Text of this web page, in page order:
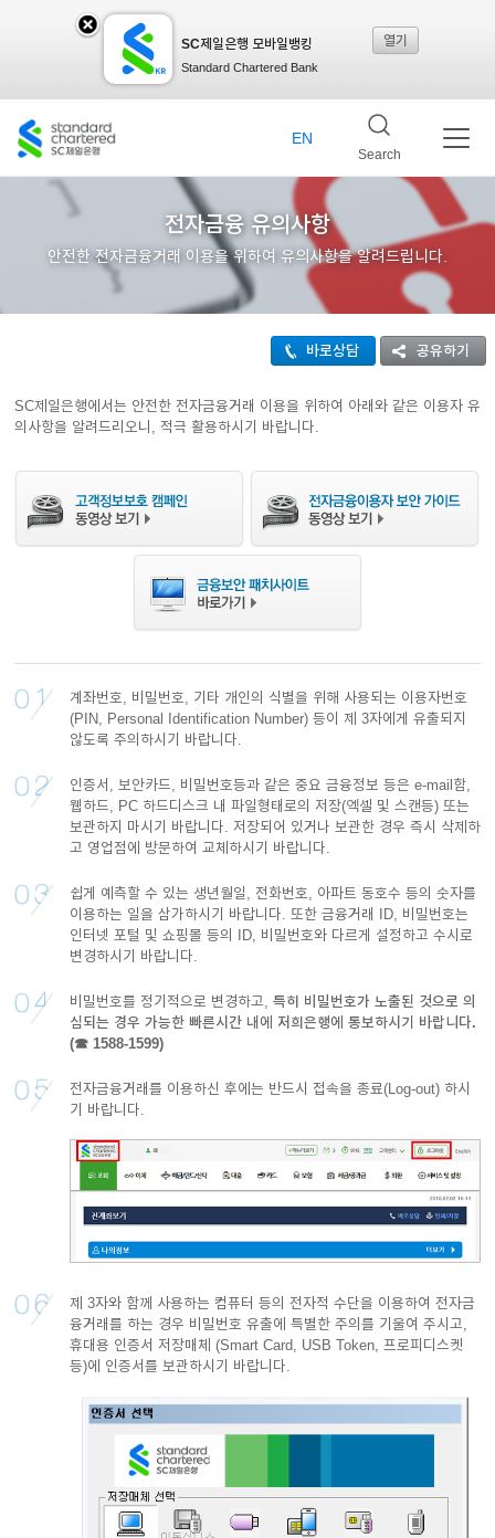
SC제일은행 모바일뱅킹
Standard Chartered Bank
열기
제일
이어
기
Search
EN
전자금융 유의사항
안전한 전자금융거래 이용을 위하여 유의사항을 알려드립니다.
바로상담 공유하기
SC제일은행에서는 안전한 전자금융거래 이용을 위하여 아래와 같은 이용자 유
의사항을 알려드리오니, 적극 활용하시기 바랍니다.
계좌번호, 비밀번호, 기타 개인의 식별을 위해 사용되는 이용자번호
(PIN, Personal Identification Number) 등이 제 3자에게 유출되지
않도록 주의하시기 바랍니다.
인증서, 보안카드, 비밀번호등과 같은 중요 금융정보 등은 e-mail함,
웹하드, PC 하드디스크 내 파일형태로의 저장(엑셀 및 스캔등) 또는
보관하지 마시기 바랍니다. 저장되어 있거나 보관한 경우 즉시 삭제하
고 영업점에 방문하여 교체하시기 바랍니다.
쉽게 예측할 수 있는 생년월일, 전화번호, 아파트 동호수 등의 숫자를
이용하는 일을 삼가하시기 바랍니다. 또한 금융거래 ID, 비밀번호는
인터넷 포털 및 쇼핑몰 등의 ID, 비밀번호와 다르게 설정하고 수시로
변경하시기 바랍니다.
비밀번호를 정기적으로 변경하고, 특히 비밀번호가 노출된 것으로 의
심되는 경우 가능한 빠른시간 내에 저희은행에 통보하시기 바랍니다.
(☎ 1588-1599)
전자금융거래를 이용하신 후에는 반드시 접속을 종료(Log-out) 하시
기 바랍니다.
제 3자와 함께 사용하는 컴퓨터 등의 전자적 수단을 이용하여 전자금
융거래를 하는 경우 비밀번호 유출에 특별한 주의를 기울여 주시고,
휴대용 인증서 저장매체 (Smart Card, USB Token, 프로피디스켓
등)에 인증서를 보관하시기 바랍니다.